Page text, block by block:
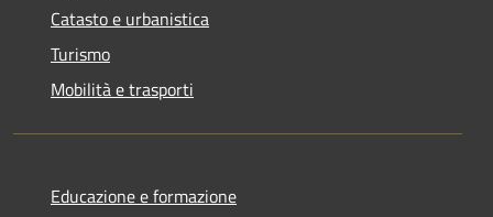
Catasto e urbanistica
Turismo
Mobilità e trasporti
Educazione e formazione